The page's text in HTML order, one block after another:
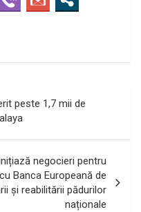
peste 1,7 mii de
negocieri pentru
Banca Europeană de
și reabilitării pădurilor
naționale